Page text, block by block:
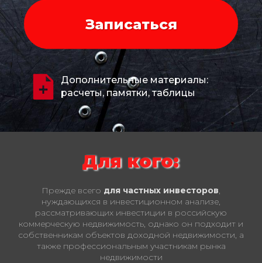
Записаться
Дополнительные материалы:
расчеты, памятки, таблицы
Для кого:
Прежде всего для частных инвесторов,
нуждающихся в инвестиционном анализе,
рассматривающих инвестиции в российскую
коммерческую недвижимость, однако он подходит и
собственникам объектов доходной недвижимости, а
также профессиональным участникам рынка
недвижимости